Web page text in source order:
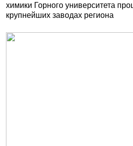
химики Горного университета
крупнейших заводах региона